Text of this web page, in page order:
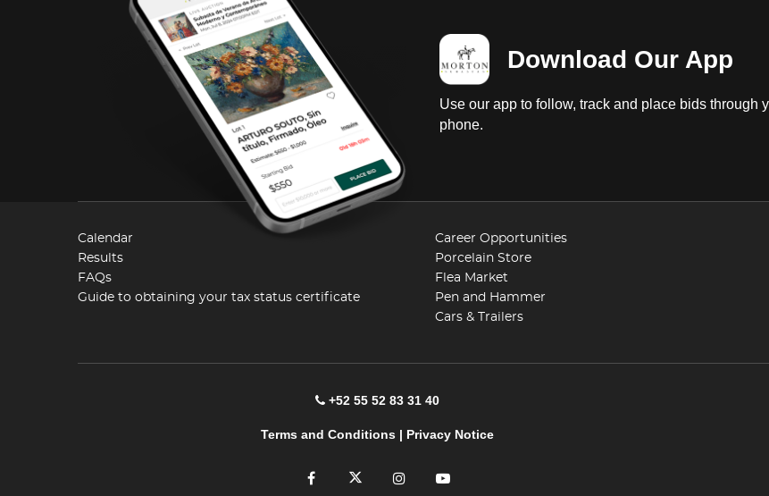
Download Our App
Use our app to follow, track and place bids through
phone.
Calendar
Results
FAQs
Guide to obtaining your tax status certificate
Career Opportunities
Porcelain Store
Flea Market
Pen and Hammer
Cars & Trailers
+52 55 52 83 31 40
Terms and Conditions| Privacy Notice